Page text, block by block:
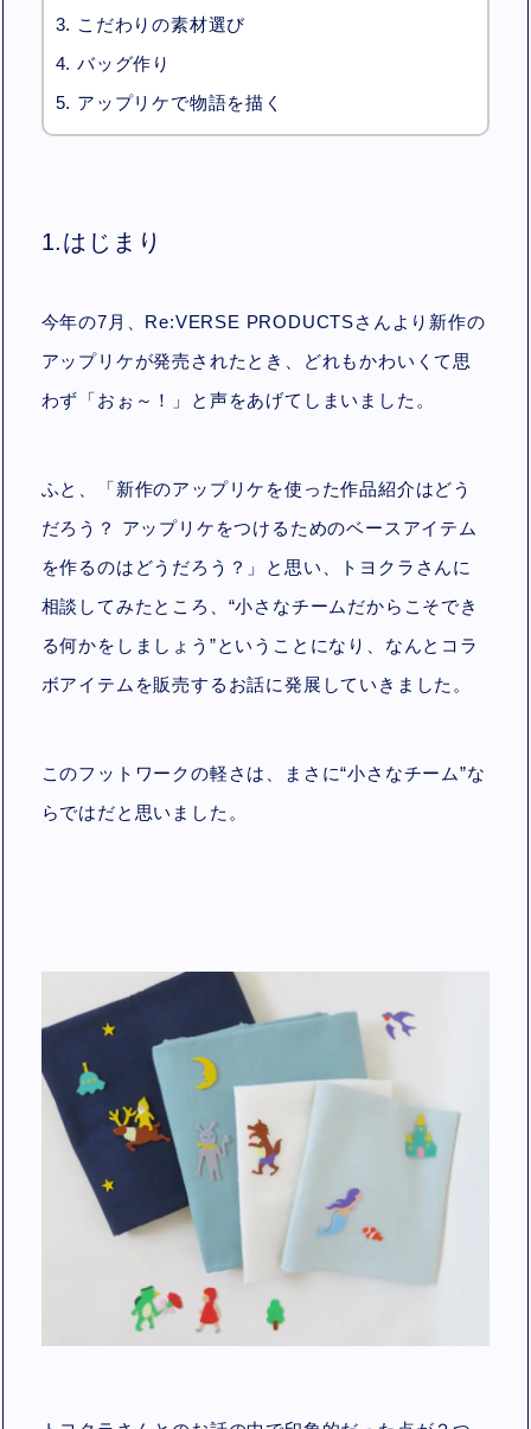
3. こだわりの素材選び
4. バッグ作り
5. アップリケで物語を描く
1.はじまり
今年の7月、Re:VERSE PRODUCTSさんより新作の
アップリケが発売されたとき、どれもかわいくて思
わず「おぉ～！」と声をあげてしまいました。
ふと、「新作のアップリケを使った作品紹介はどう
だろう？ アップリケをつけるためのベースアイテム
を作るのはどうだろう？」と思い、トヨクラさんに
相談してみたところ、“小さなチームだからこそでき
る何かをしましょう”ということになり、なんとコラ
ボアイテムを販売するお話に発展していきました。
このフットワークの軽さは、まさに“小さなチーム”な
らではだと思いました。